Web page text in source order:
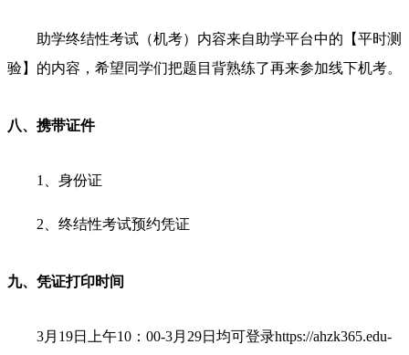
助学终结性考试（机考）内容来自助学平台中的【平时测
验】的内容，希望同学们把题目背熟练了再来参加线下机考。
八、携带证件
1、身份证
2、终结性考试预约凭证
九、凭证打印时间
3月19日上午10：00-3月29日均可登录https://ahzk365.edu-